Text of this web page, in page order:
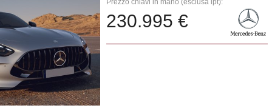
Prezzo chiavi in mano (esclusa ipt):
230.995 €